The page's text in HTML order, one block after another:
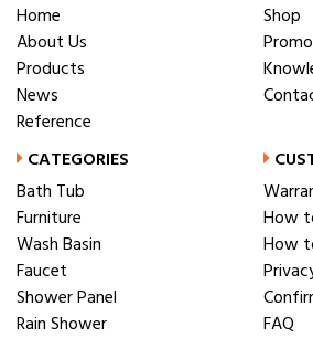
Home
About Us
Products
News
Reference
Shop
CATEGORIES
Bath Tub
Furniture
Wash Basin
Faucet
Shower Panel
Rain Shower
How
How
FAQ